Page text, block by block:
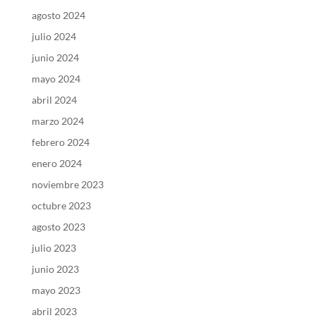
agosto 2024
julio 2024
junio 2024
mayo 2024
abril 2024
marzo 2024
febrero 2024
enero 2024
noviembre 2023
octubre 2023
agosto 2023
julio 2023
junio 2023
mayo 2023
abril 2023